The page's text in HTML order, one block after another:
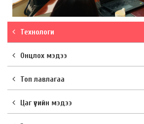
Технологи
Онцлох мэдээ
Топ лавлагаа
Цаг үеийн мэдээ